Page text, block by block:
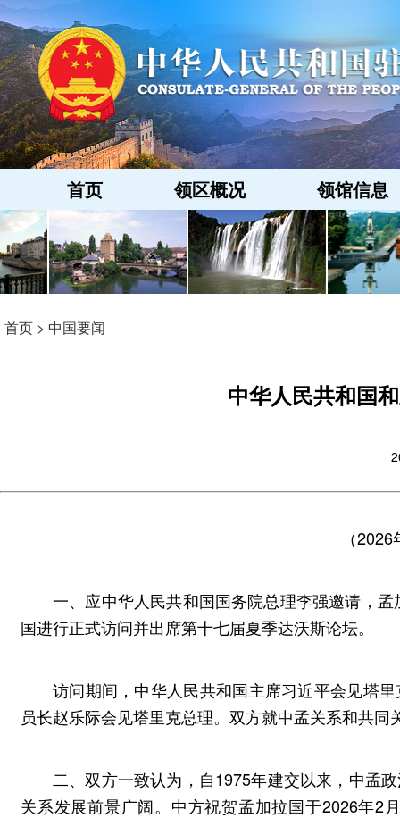
首页 领区概况 领馆信息
首页 > 中国要闻
中华人民共和国
（
一、应中华人民共和国国务院总理李强邀请，
国进行正式访问并出席第十七届夏季达沃斯论坛。
访问期间，中华人民共和国主席习近平会见塔
员长赵乐际会见塔里克总理。双方就中孟关系和共
二、双方一致认为，自1975年建交以来，中孟
关系发展前景广阔。中方祝贺孟加拉国于2026年2